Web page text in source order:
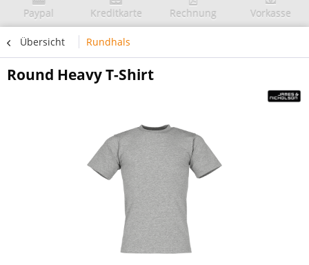
Paypal Kreditkarte Rechnung Vorkasse
Übersicht Rundhals
Round Heavy T-Shirt